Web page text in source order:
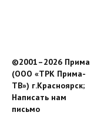
©2001–2026 Прима
(ООО «ТРК Прима-
ТВ») г.Красноярск;
Написать нам
письмо